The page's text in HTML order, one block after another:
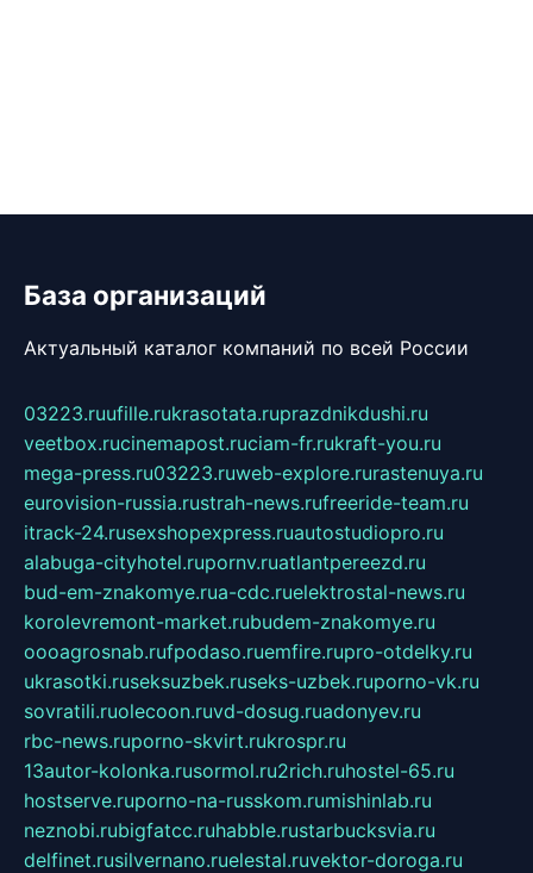
База организаций
Актуальный каталог компаний по всей России
03223.ruufille.rukrasotata.ruprazdnikdushi.ru
veetbox.rucinemapost.ruciam-fr.rukraft-you.ru
mega-press.ru03223.ruweb-explore.rurastenuya.ru
eurovision-russia.rustrah-news.rufreeride-team.ru
itrack-24.rusexshopexpress.ruautostudiopro.ru
alabuga-cityhotel.rupornv.ruatlantpereezd.ru
bud-em-znakomye.rua-cdc.ruelektrostal-news.ru
korolevremont-market.rubudem-znakomye.ru
oooagrosnab.rufpodaso.ruemfire.rupro-otdelky.ru
ukrasotki.ruseksuzbek.ruseks-uzbek.ruporno-vk.ru
sovratili.ruolecoon.ruvd-dosug.ruadonyev.ru
rbc-news.ruporno-skvirt.rukrospr.ru
13autor-kolonka.rusormol.ru2rich.ruhostel-65.ru
hostserve.ruporno-na-russkom.rumishinlab.ru
neznobi.rubigfatcc.ruhabble.rustarbucksvia.ru
delfinet.rusilvernano.ruelestal.ruvektor-doroga.ru